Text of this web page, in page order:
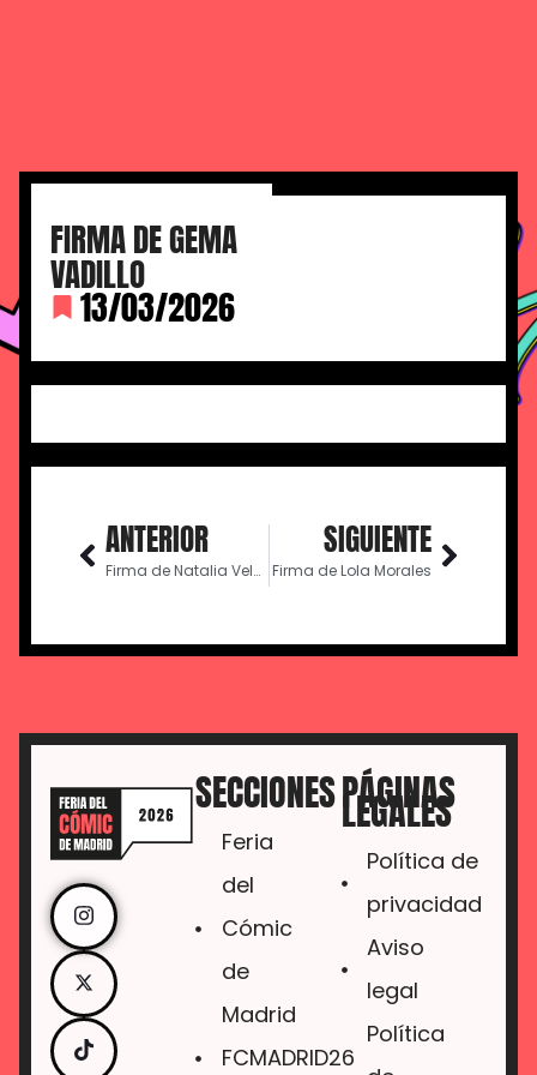
FIRMA DE GEMA
VADILLO
13/03/2026
ANTERIOR
Firma de Natalia Velarde
SIGUIENTE
Firma de Lola Morales
SECCIONES
Feria
del
Cómic
de
Madrid
FCMADRID26
PÁGINAS
LEGALES
Política de
privacidad
Aviso
legal
Política